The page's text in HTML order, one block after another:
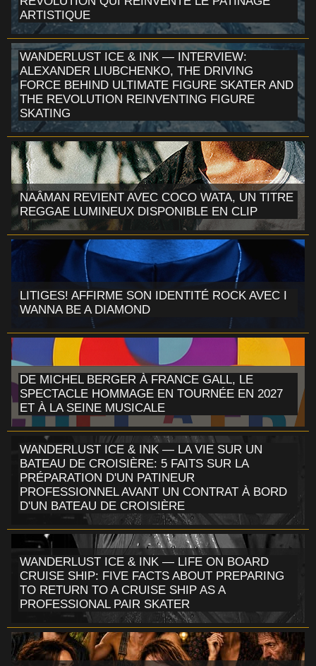
ARTISTIQUE
WANDERLUST ICE & INK — INTERVIEW:
ALEXANDER LIUBCHENKO, THE DRIVING
FORCE BEHIND ULTIMATE FIGURE SKATER AND
THE REVOLUTION REINVENTING FIGURE
SKATING
NAÂMAN REVIENT AVEC COCO WATA, UN TITRE
REGGAE LUMINEUX DISPONIBLE EN CLIP
LITIGES! AFFIRME SON IDENTITÉ ROCK AVEC I
WANNA BE A DIAMOND
DE MICHEL BERGER À FRANCE GALL, LE
SPECTACLE HOMMAGE EN TOURNÉE EN 2027
ET À LA SEINE MUSICALE
WANDERLUST ICE & INK — LA VIE SUR UN
BATEAU DE CROISIÈRE: 5 FAITS SUR LA
PRÉPARATION D'UN PATINEUR
PROFESSIONNEL AVANT UN CONTRAT À BORD
D'UN BATEAU DE CROISIÈRE
WANDERLUST ICE & INK — LIFE ON BOARD
CRUISE SHIP: FIVE FACTS ABOUT PREPARING
TO RETURN TO A CRUISE SHIP AS A
PROFESSIONAL PAIR SKATER